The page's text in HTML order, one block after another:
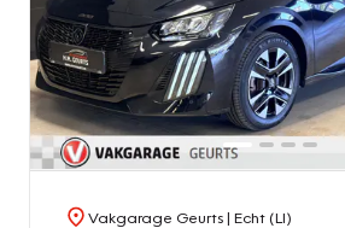
Vakgarage Geurts| Echt (LI)